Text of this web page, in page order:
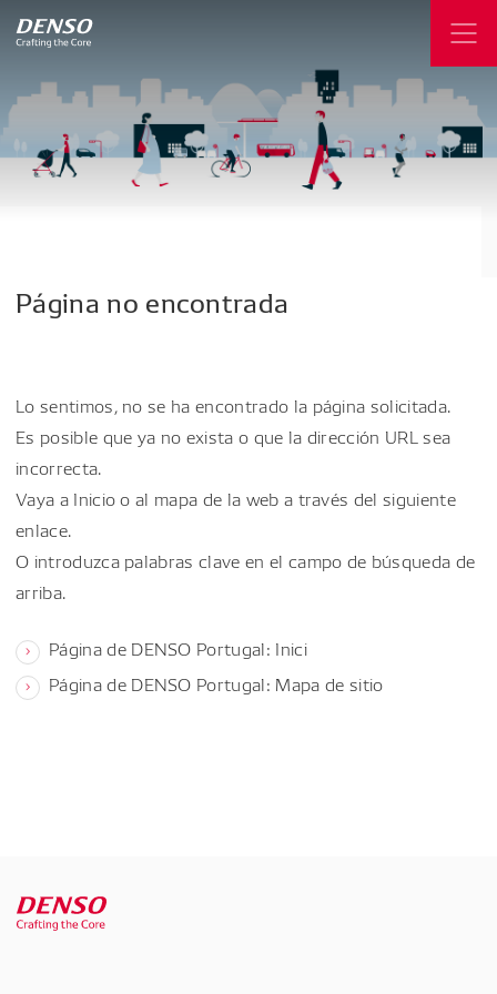
Página no encontrada
Lo sentimos, no se ha encontrado la página solicitada.
Es posible que ya no exista o que la dirección URL sea
incorrecta.
Vaya a Inicio o al mapa de la web a través del siguiente
enlace.
O introduzca palabras clave en el campo de búsqueda de
arriba.
Página de DENSO Portugal: Inici
Página de DENSO Portugal: Mapa de sitio